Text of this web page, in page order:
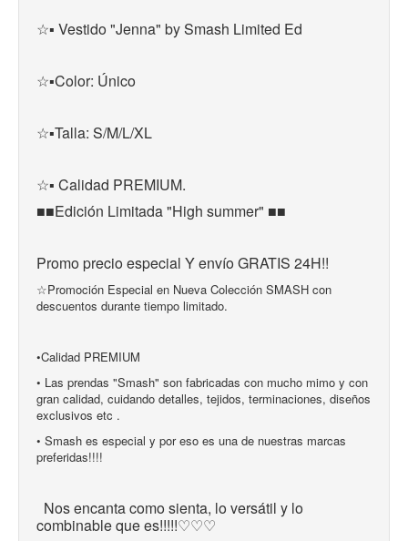
☆▪ Vestido "Jenna" by Smash Limited Ed
☆▪Color: Único
☆▪Talla: S/M/L/XL
☆▪ Calidad PREMIUM.
■■Edición Limitada "High summer" ■■
Promo precio especial Y envío GRATIS 24H!!
☆Promoción Especial en Nueva Colección SMASH con
descuentos durante tiempo limitado.
•Calidad PREMIUM
• Las prendas "Smash" son fabricadas con mucho mimo y con
gran calidad, cuidando detalles, tejidos, terminaciones, diseños
exclusivos etc .
• Smash es especial y por eso es una de nuestras marcas
preferidas!!!!
Nos encanta como sienta, lo versátil y lo
combinable que es!!!!!♡♡♡